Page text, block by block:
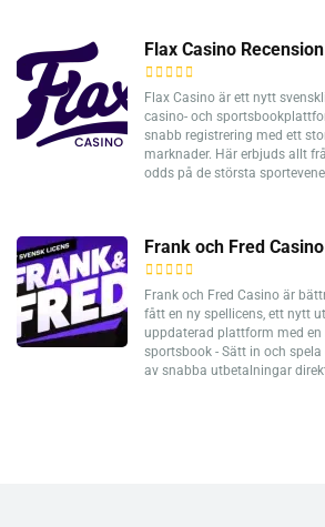
Flax Casino Recension
Flax Casino är ett nytt
casino- och
snabb registrering med ett
marknader. Här erbjuds allt
odds på de största
Frank och Fred
Frank och Fred Casino är
fått en ny spellicens, ett nytt
uppdaterad plattform med
sportsbook - Sätt in och
av snabba utbetalningar